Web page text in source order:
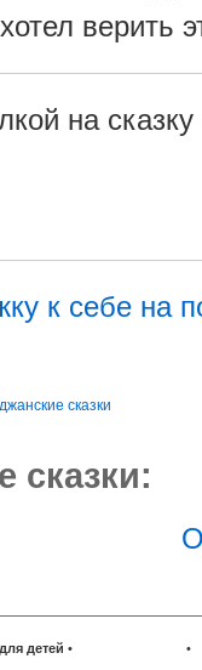
верить
на сказку
к себе на
сказки
сказки:
детей • •